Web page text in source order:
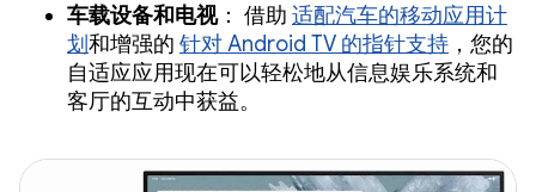
车载设备和电视： 借助 适配汽车的移动应用计
划和增强的 针对 Android TV 的指针支持 ，您的
自适应应用现在可以轻松地从信息娱乐系统和
客厅的互动中获益。